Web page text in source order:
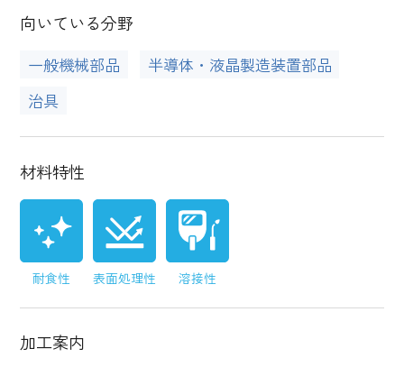
向いている分野
一般機械部品
半導体・液晶製造装置部品
治具
材料特性
耐食性 表面処理性 溶接性
加工案内